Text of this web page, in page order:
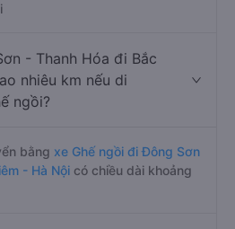
- Thanh Hóa đi Bắc
nhiêu km nếu di
ngồi?
bằng xe Ghế ngồi đi Đông Sơn
- Hà Nội có chiều dài khoảng